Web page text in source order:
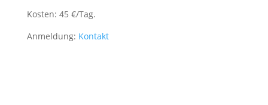
Kosten: 45 €/Tag.
Anmeldung: Kontakt